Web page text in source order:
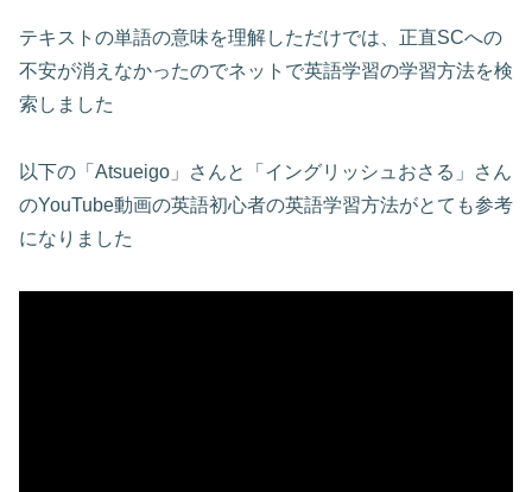
テキストの単語の意味を理解しただけでは、正直SCへの
不安が消えなかったのでネットで英語学習の学習方法を検
索しました
以下の「Atsueigo」さんと「イングリッシュおさる」さん
のYouTube動画の英語初心者の英語学習方法がとても参考
になりました